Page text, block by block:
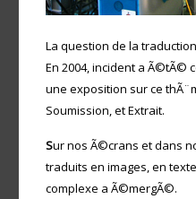
La question de la
En 2004, incident a Ã©tÃ©
une exposition sur ce
Soumission, et Extrait.
Sur nos Ã©crans et dans
traduits en images, en
complexe a Ã©mergÃ©.